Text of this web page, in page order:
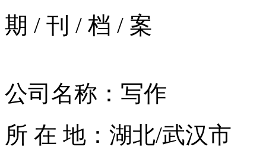
期 / 刊 / 档 / 案
公司名称：写作
所 在 地：湖北/武汉市